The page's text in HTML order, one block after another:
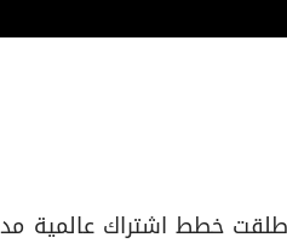
خطط اشتراك عالمية